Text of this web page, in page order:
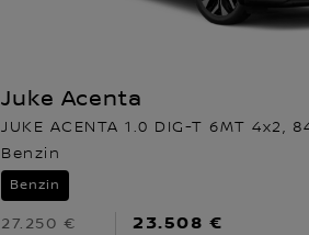
Juke Acenta
JUKE ACENTA 1.0 DIG-T 6MT 4x2,
Benzin
Benzin
27.250 €
23.508 €